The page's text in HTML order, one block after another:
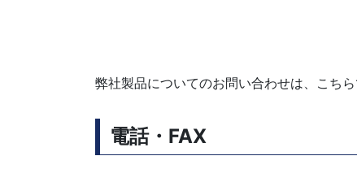
弊社製品についてのお問い合わせは、こちら
電話・FAX